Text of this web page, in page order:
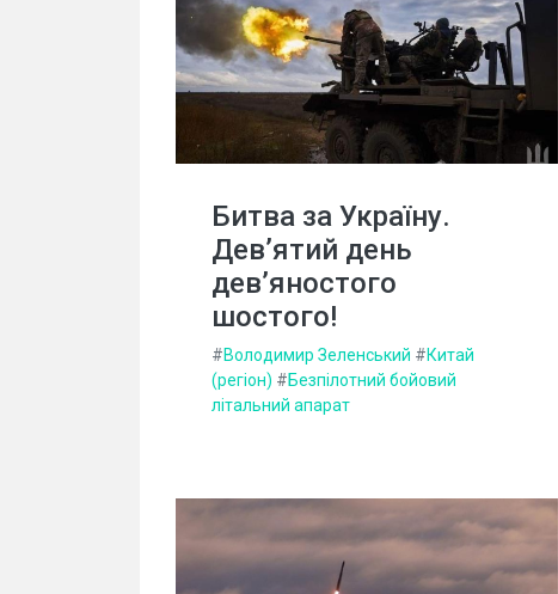
Битва за Україну.
Дев’ятий день
дев’яностого
шостого!
#Володимир Зеленський #Китай
(регіон) #Безпілотний бойовий
літальний апарат